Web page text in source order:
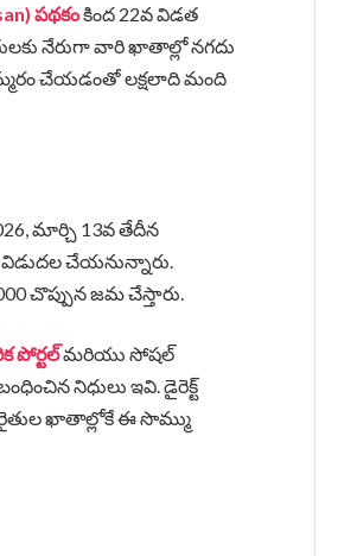
పథకంకింద 22వ విడత
నేరుగా వారి ఖాతాల్లో నగదు
చేయడంతో లక్షలాది మంది
మార్చి 13వ తేదీన
చేయనున్నారు.
చొప్పున జమ చేస్తారు.
పోర్టల్మరియు సోషల్
నిధులు ఇవి. డైరెక్ట్
రైతుల ఖాతాల్లోకే ఈ సొమ్ము